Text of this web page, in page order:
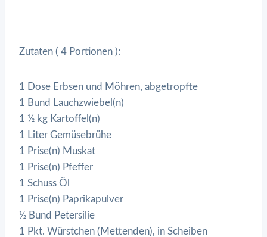
Zutaten ( 4 Portionen ):
1 Dose Erbsen und Möhren, abgetropfte
1 Bund Lauchzwiebel(n)
1 ½ kg Kartoffel(n)
1 Liter Gemüsebrühe
1 Prise(n) Muskat
1 Prise(n) Pfeffer
1 Schuss Öl
1 Prise(n) Paprikapulver
½ Bund Petersilie
1 Pkt. Würstchen (Mettenden), in Scheiben